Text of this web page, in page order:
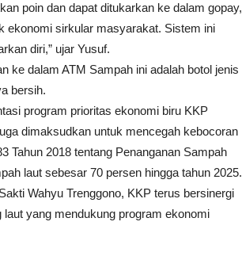
poin dan dapat ditukarkan ke dalam gopay,
ekonomi sirkular masyarakat. Sistem ini
diri,” ujar Yusuf.
ke dalam ATM Sampah ini adalah botol jenis
bersih.
program prioritas ekonomi biru KKP
dimaksudkan untuk mencegah kebocoran
Tahun 2018 tentang Penanganan Sampah
laut sebesar 70 persen hingga tahun 2025.
Wahyu Trenggono, KKP terus bersinergi
yang mendukung program ekonomi